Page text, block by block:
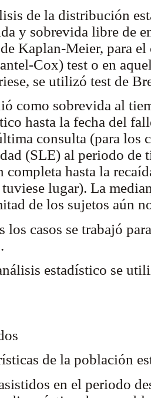
de la distribución
y sobrevida libre de
Kaplan-Meier, para
Cox) test o en
se utilizó test de
como sobrevida al
hasta la fecha del
consulta (para los
(SLE) al periodo de
completa hasta la
lugar). La
de los sujetos aún
los casos se trabajó
estadístico se
de la población
en el periodo